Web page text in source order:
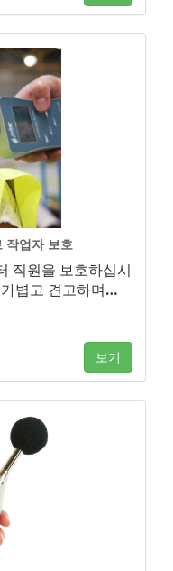
작업자 보호
직원을 보호하십시
볍고 견고하며…
보기